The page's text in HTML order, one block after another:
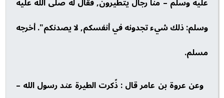
وسلم: ذلك شيء تجدونه في أنفسكم, لا يصدنكم". أخرجه
مسلم.
وعن عروة بن عامر قال : ذًكرت الطيرة عند رسول الله –